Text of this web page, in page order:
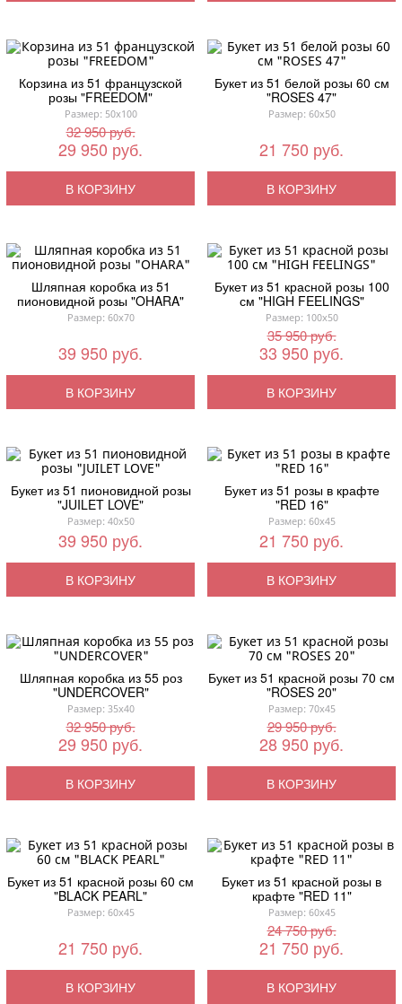
Корзина из 51 французской
розы "FREEDOM"
Размер: 50x100
32 950 руб.
29 950 руб.
В КОРЗИНУ
Букет из 51 белой розы 60 см
"ROSES 47"
Размер: 60x50
21 750 руб.
В КОРЗИНУ
Шляпная коробка из 51
пионовидной розы "OHARA"
Размер: 60x70
39 950 руб.
В КОРЗИНУ
Букет из 51 красной розы 100
см "HIGH FEELINGS"
Размер: 100x50
35 950 руб.
33 950 руб.
В КОРЗИНУ
Букет из 51 пионовидной розы
"JUILET LOVE"
Размер: 40x50
39 950 руб.
В КОРЗИНУ
Букет из 51 розы в крафте
"RED 16"
Размер: 60x45
21 750 руб.
В КОРЗИНУ
Шляпная коробка из 55 роз
"UNDERCOVER"
Размер: 35x40
32 950 руб.
29 950 руб.
В КОРЗИНУ
Букет из 51 красной розы 70 см
"ROSES 20"
Размер: 70x45
29 950 руб.
28 950 руб.
В КОРЗИНУ
Букет из 51 красной розы 60 см
"BLACK PEARL"
Размер: 60x45
21 750 руб.
В КОРЗИНУ
Букет из 51 красной розы в
крафте "RED 11"
Размер: 60x45
24 750 руб.
21 750 руб.
В КОРЗИНУ